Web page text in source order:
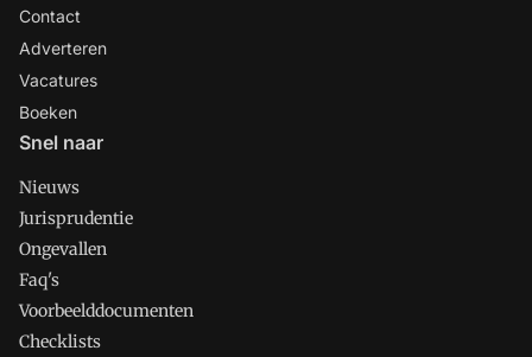
Contact
Adverteren
Vacatures
Boeken
Snel naar
Nieuws
Jurisprudentie
Ongevallen
Faq's
Voorbeelddocumenten
Checklists